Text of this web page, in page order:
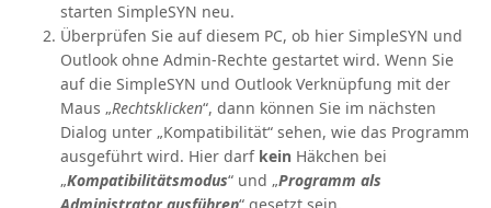
starten SimpleSYN neu.
Überprüfen Sie auf diesem PC, ob hier SimpleSYN und
Outlook ohne Admin-Rechte gestartet wird. Wenn Sie
auf die SimpleSYN und Outlook Verknüpfung mit der
Maus „Rechtsklicken“, dann können Sie im nächsten
Dialog unter „Kompatibilität“ sehen, wie das Programm
ausgeführt wird. Hier darf kein Häkchen bei
„Kompatibilitätsmodus“ und „Programm als